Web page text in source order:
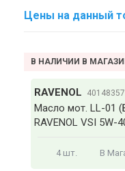
Цены на данный
В НАЛИЧИИ В
RAVENOL
Масло мот. LL-01
RAVENOL VSI 5W-
4 шт. В